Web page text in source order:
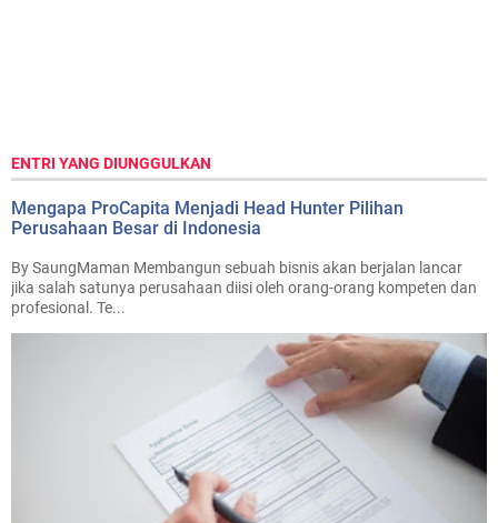
ENTRI YANG DIUNGGULKAN
Mengapa ProCapita Menjadi Head Hunter Pilihan
Perusahaan Besar di Indonesia
By SaungMaman Membangun sebuah bisnis akan berjalan lancar
jika salah satunya perusahaan diisi oleh orang-orang kompeten dan
profesional. Te...